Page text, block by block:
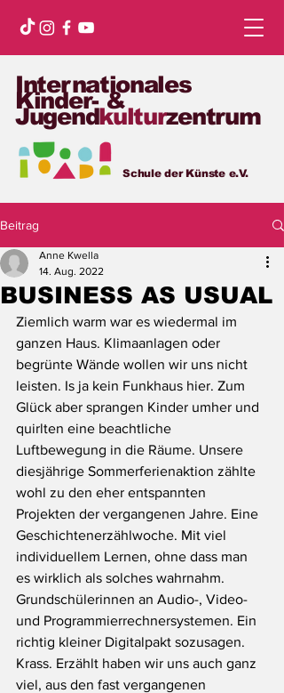
Internationales
Kinder- &
Jugendkulturzentrum
Schule der Künste e.V.
Beitrag
BUSINESS AS USUAL
Anne Kwella
14. Aug. 2022
Ziemlich warm war es wiedermal im
ganzen Haus. Klimaanlagen oder
begrünte Wände wollen wir uns nicht
leisten. Is ja kein Funkhaus hier. Zum
Glück aber sprangen Kinder umher und
quirlten eine beachtliche
Luftbewegung in die Räume. Unsere
diesjährige Sommerferienaktion zählte
wohl zu den eher entspannten
Projekten der vergangenen Jahre. Eine
Geschichtenerzählwoche. Mit viel
individuellem Lernen, ohne dass man
es wirklich als solches wahrnahm.
Grundschülerinnen an Audio-, Video-
und Programmierrechnersystemen. Ein
richtig kleiner Digitalpakt sozusagen.
Krass. Erzählt haben wir uns auch ganz
viel, aus den fast vergangenen